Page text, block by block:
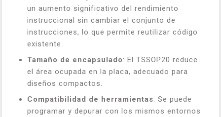
un aumento significativo del rendimiento
instruccional sin cambiar el conjunto de
instrucciones, lo que permite reutilizar código
existente.
Tamaño de encapsulado: El TSSOP20 reduce
el área ocupada en la placa, adecuado para
diseños compactos.
Compatibilidad de herramientas: Se puede
programar y depurar con los mismos entornos